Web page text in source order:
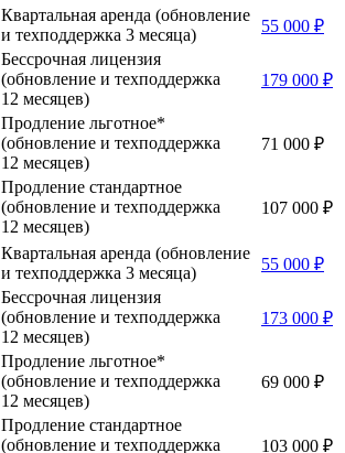
Квартальная аренда (обновление
и техподдержка 3 месяца)
55 000 ₽
Бессрочная лицензия
(обновление и техподдержка
12 месяцев)
179 000 ₽
Продление льготное*
(обновление и техподдержка
12 месяцев)
71 000 ₽
Продление стандартное
(обновление и техподдержка
12 месяцев)
107 000 ₽
Квартальная аренда (обновление
и техподдержка 3 месяца)
55 000 ₽
Бессрочная лицензия
(обновление и техподдержка
12 месяцев)
173 000 ₽
Продление льготное*
(обновление и техподдержка
12 месяцев)
69 000 ₽
Продление стандартное
(обновление и техподдержка
103 000 ₽